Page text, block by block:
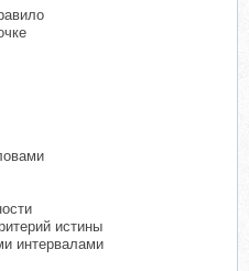
истины
интервалами